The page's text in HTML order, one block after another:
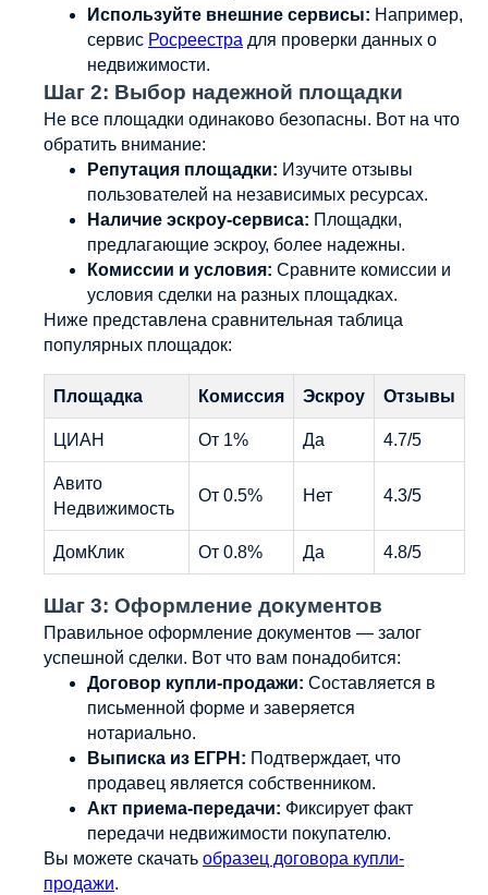
Используйте внешние сервисы: Например,
сервис Росреестра для проверки данных о
недвижимости.
Шаг 2: Выбор надежной площадки
Не все площадки одинаково безопасны. Вот на что
обратить внимание:
Репутация площадки: Изучите отзывы
пользователей на независимых ресурсах.
Наличие эскроу-сервиса: Площадки,
предлагающие эскроу, более надежны.
Комиссии и условия: Сравните комиссии и
условия сделки на разных площадках.
Ниже представлена сравнительная таблица
популярных площадок:
Площадка Комиссия Эскроу Отзывы
ЦИАН От 1% Да 4.7/5
Авито
Недвижимость
От 0.5% Нет 4.3/5
ДомКлик От 0.8% Да 4.8/5
Шаг 3: Оформление документов
Правильное оформление документов — залог
успешной сделки. Вот что вам понадобится:
Договор купли-продажи: Составляется в
письменной форме и заверяется
нотариально.
Выписка из ЕГРН: Подтверждает, что
продавец является собственником.
Акт приема-передачи: Фиксирует факт
передачи недвижимости покупателю.
Вы можете скачать образец договора купли-
продажи.